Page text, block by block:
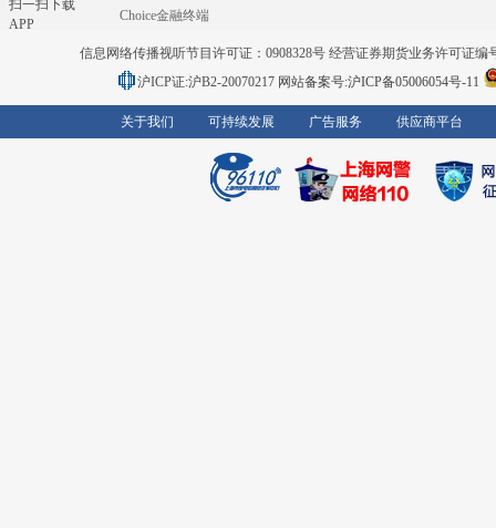
扫一扫下载
APP
Choice金融终端
信息网络传播视听节目许可证：0908328号 经营证券期货业务许可证编
沪ICP证:沪B2-20070217 网站备案号:沪ICP备05006054号-11
关于我们 可持续发展 广告服务 供应商平台